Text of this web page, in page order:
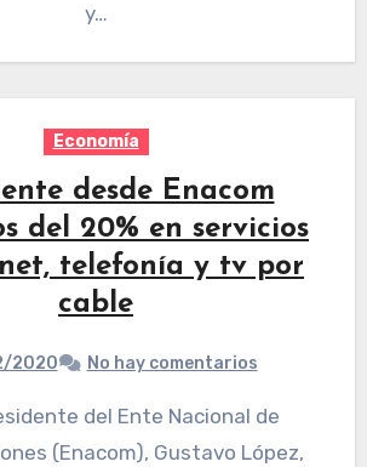
y…
Economía
desde Enacom
del 20% en servicios
telefonía y tv por
cable
2020 No hay comentarios
(Enacom), Gustavo López,